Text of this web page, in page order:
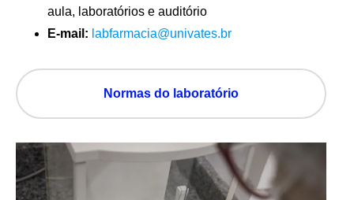
aula, laboratórios e auditório
E-mail: labfarmacia@univates.br
Normas do laboratório